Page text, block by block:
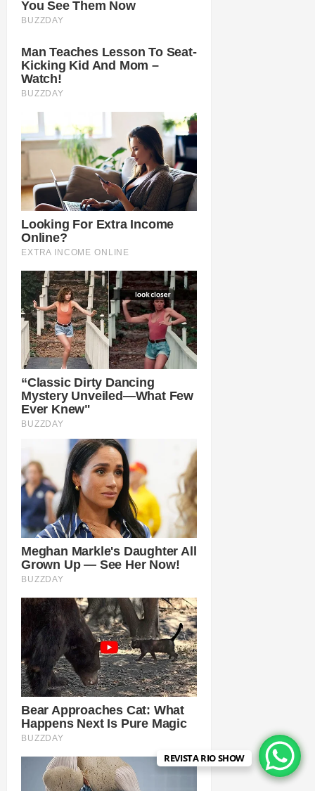
REVISTA RIO SHOW